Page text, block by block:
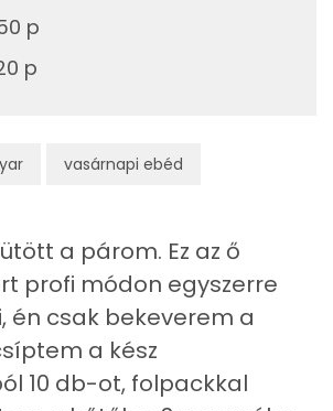
vasárnapi ebéd
1 mg
31 mg
p
p
a párom. Ez az ő
profi módon egyszerre
én csak bekeverem a
a kész
10 db-ot, folpackkal